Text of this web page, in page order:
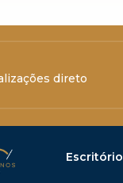
direto
Escritório